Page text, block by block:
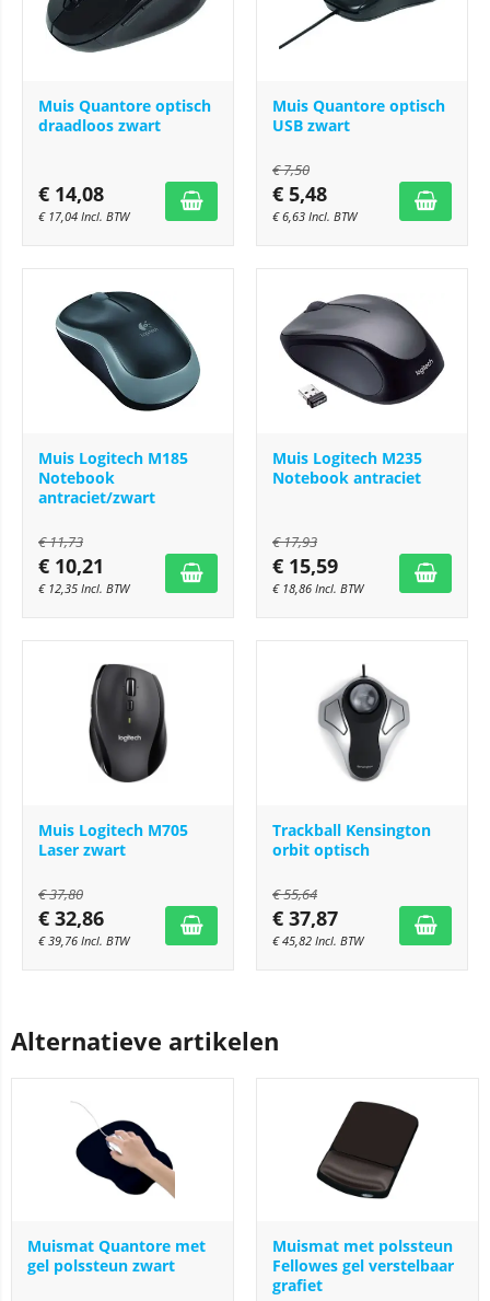
Muis Quantore optisch
draadloos zwart
€ 14,08
€ 17,04 Incl. BTW
Muis Quantore optisch
USB zwart
€7,50
€ 5,48
€6,63 Incl. BTW
Muis Logitech M185
Notebook
antraciet/zwart
€11,73
€ 10,21
€ 12,35 Incl. BTW
Muis Logitech M235
Notebook antraciet
€17,93
€ 15,59
€ 18,86 Incl. BTW
Muis Logitech M705
Laser zwart
€37,80
€ 32,86
€39,76 Incl. BTW
Trackball Kensington
orbit optisch
€55,64
€ 37,87
€45,82 Incl. BTW
Alternatieve artikelen
Muismat Quantore met
gel polssteun zwart
Muismat met polssteun
Fellowes gel verstelbaar
grafiet